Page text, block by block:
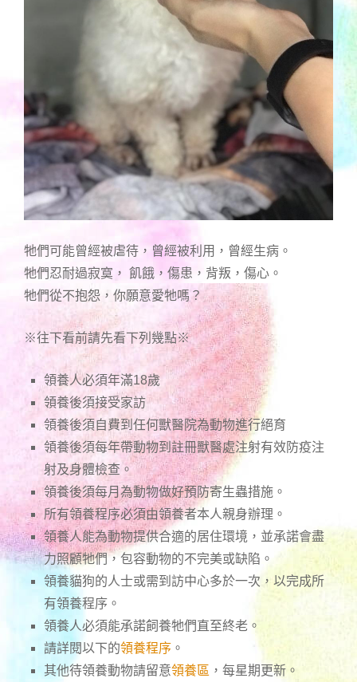
牠們可能曾經被虐待，曾經被利用，曾經生病。
牠們忍耐過寂寞， 飢餓，傷患，背叛，傷心。
牠們從不抱怨，你願意愛牠嗎？
※往下看前請先看下列幾點※
領養人必須年滿18歲
領養後須接受家訪
領養後須自費到任何獸醫院為動物進行絕育
領養後須每年帶動物到註冊獸醫處注射有效防疫注
射及身體檢查。
領養後須每月為動物做好預防寄生蟲措施。
所有領養程序必須由領養者本人親身辦理。
領養人能為動物提供合適的居住環境，並承諾會盡
力照顧牠們，包容動物的不完美或缺陷。
領養貓狗的人士或需到訪中心多於一次，以完成所
有領養程序。
領養人必須能承諾飼養牠們直至終老。
請詳閱以下的領養程序 。
其他待領養動物請留意領養區 ，每星期更新。